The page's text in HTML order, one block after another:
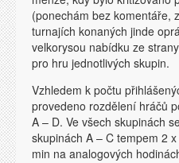
(ponechám bez komentáře,
turnajích konaných jinde
velkorysou nabídku ze
pro hru jednotlivých skupin.
Vzhledem k počtu
provedeno rozdělení hráčů
A – D. Ve všech skupinách
skupinách A – C tempem 2
min na analogových